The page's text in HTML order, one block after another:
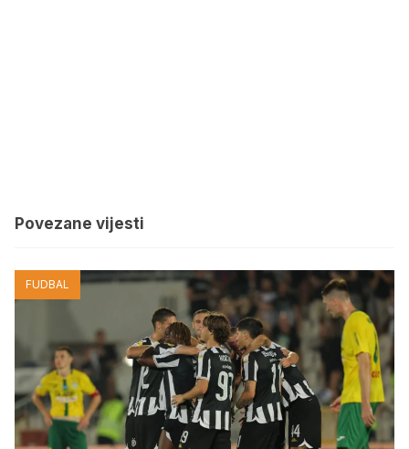
Povezane vijesti
FUDBAL